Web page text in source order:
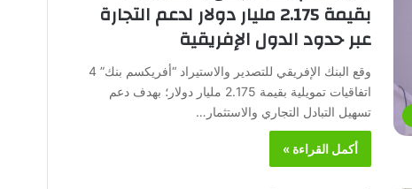
بقيمة 2.175 مليار دولار لدعم التجارة
عبر حدود الدول الإفريقية
وقع البنك الإفريقي للتصدير والاستيراد “أفريكسم بنك” 4
اتفاقيات تمويلية بقيمة 2.175 مليار دولار؛ بهدف دعم
تسهيل التبادل التجاري والاستثمار…
أكمل القراءة »